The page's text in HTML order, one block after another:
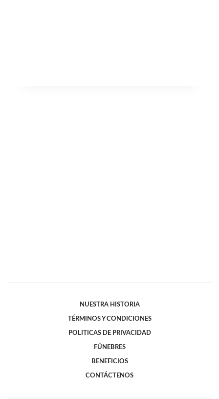
NUESTRA HISTORIA
TÉRMINOS Y CONDICIONES
POLITICAS DE PRIVACIDAD
FÚNEBRES
BENEFICIOS
CONTÁCTENOS